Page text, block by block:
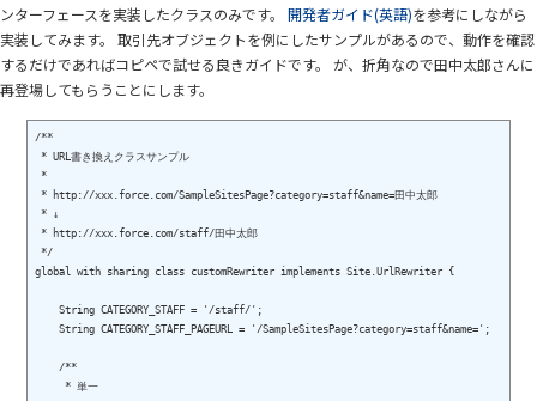
ンターフェースを実装したクラスのみです。 開発者ガイド(英語)を参考にしながら
実装してみます。 取引先オブジェクトを例にしたサンプルがあるので、動作を確認
するだけであればコピペで試せる良きガイドです。 が、折角なので田中太郎さんに
再登場してもらうことにします。
/**
* URL書き換えクラスサンプル
*
* http://xxx.force.com/SampleSitesPage?category=staff&name=田中太郎
* ↓
* http://xxx.force.com/staff/田中太郎
*/
global with sharing class customRewriter implements Site.UrlRewriter {
    String CATEGORY_STAFF = '/staff/';
    String CATEGORY_STAFF_PAGEURL = '/SampleSitesPage?category=staff&name=';
    /**
     * 単一